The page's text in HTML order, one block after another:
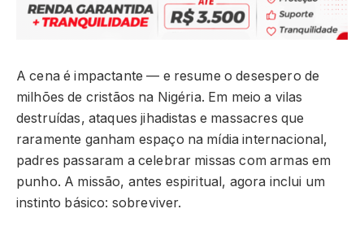
A cena é impactante — e resume o desespero de
milhões de cristãos na Nigéria. Em meio a vilas
destruídas, ataques jihadistas e massacres que
raramente ganham espaço na mídia internacional,
padres passaram a celebrar missas com armas em
punho. A missão, antes espiritual, agora inclui um
instinto básico: sobreviver.